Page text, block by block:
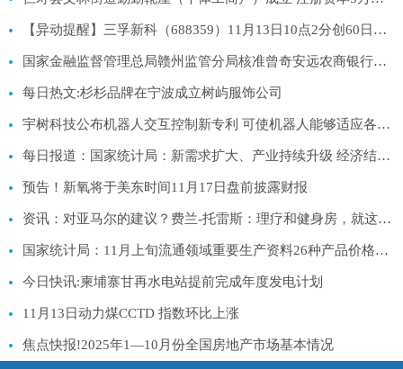
【异动提醒】三孚新科（688359）11月13日10点2分创60日新高
国家金融监督管理总局赣州监管分局核准曾奇安远农商银行董事_每日热门
每日热文:杉杉品牌在宁波成立树屿服饰公司
宇树科技公布机器人交互控制新专利 可使机器人能够适应各种场景-焦点精选
每日报道：国家统计局：新需求扩大、产业持续升级 经济结构调整成效积极
预告！新氧将于美东时间11月17日盘前披露财报
资讯：对亚马尔的建议？费兰-托雷斯：理疗和健身房，就这么简单
国家统计局：11月上旬流通领域重要生产资料26种产品价格上涨|观焦点
今日快讯:柬埔寨甘再水电站提前完成年度发电计划
11月13日动力煤CCTD 指数环比上涨
焦点快报!2025年1—10月份全国房地产市场基本情况